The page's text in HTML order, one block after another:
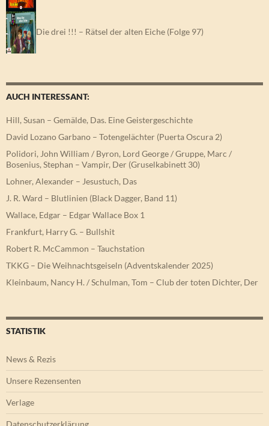
Die drei !!! – Rätsel der alten Eiche (Folge 97)
AUCH INTERESSANT:
Hill, Susan – Gemälde, Das. Eine Geistergeschichte
David Lozano Garbano – Totengelächter (Puerta Oscura 2)
Polidori, John William / Byron, Lord George / Gruppe, Marc /
Bosenius, Stephan – Vampir, Der (Gruselkabinett 30)
Lohner, Alexander – Jesustuch, Das
J. R. Ward – Blutlinien (Black Dagger, Band 11)
Wallace, Edgar – Edgar Wallace Box 1
Frankfurt, Harry G. – Bullshit
Robert R. McCammon – Tauchstation
TKKG – Die Weihnachtsgeiseln (Adventskalender 2025)
Kleinbaum, Nancy H. / Schulman, Tom – Club der toten Dichter, Der
STATISTIK
News & Rezis
Unsere Rezensenten
Verlage